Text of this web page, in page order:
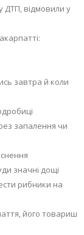
ДТП, відмовили у
завтра й коли
запалення чи
значні дощі
рибники на
його товариш